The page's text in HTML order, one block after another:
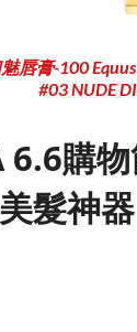
唇膏-100 Equus
#03 NUDE
6.6購
髮神器